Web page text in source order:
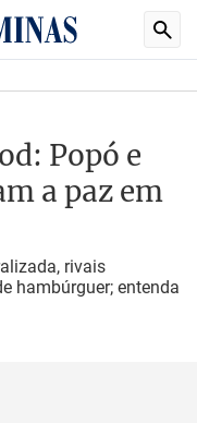
Popó e
a paz em
rivais
hambúrguer; entenda